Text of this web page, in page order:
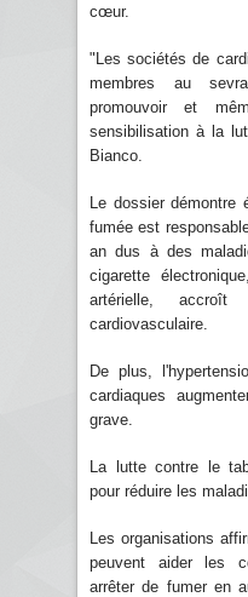
cœur.
"Les sociétés de
membres au
promouvoir et
sensibilisation à la
Bianco.
Le dossier démontre
fumée est
an dus à des
cigarette
artérielle,
cardiovasculaire.
De plus,
cardiaques
grave.
La lutte contre le
pour réduire les
Les organisations
peuvent aider les
arrêter de fumer en